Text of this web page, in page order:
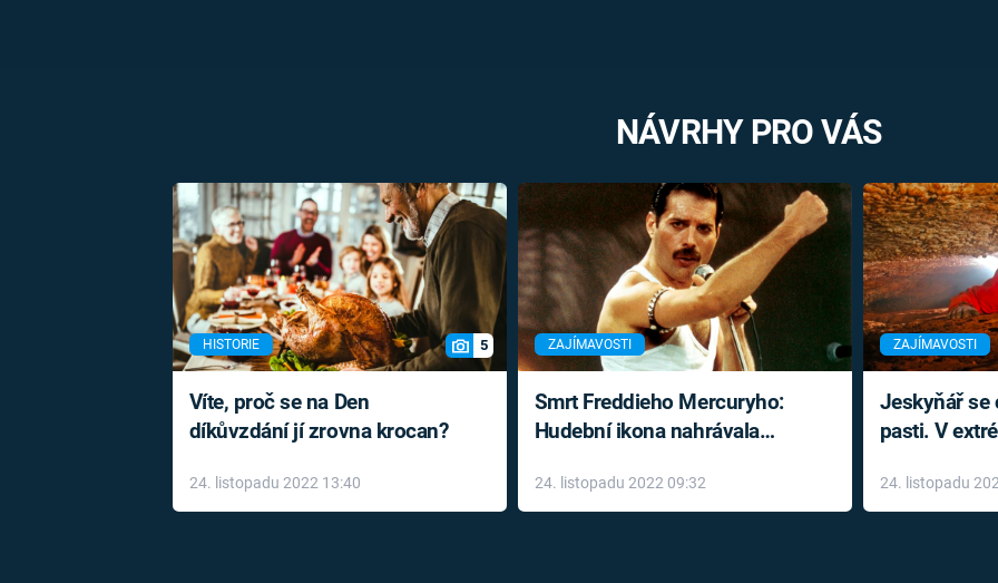
NÁVRHY PRO VÁS
HISTORIE 5
Víte, proč se na Den
díkůvzdání jí zrovna krocan?
24. listopadu 2022 13:40
ZAJÍMAVOSTI
Smrt Freddieho Mercuryho:
Hudební ikona nahrávala
léky
24. listopadu 2022 09:32
ZAJÍMAVOSTI
Jeskyňář se
pasti. V
24. listopadu